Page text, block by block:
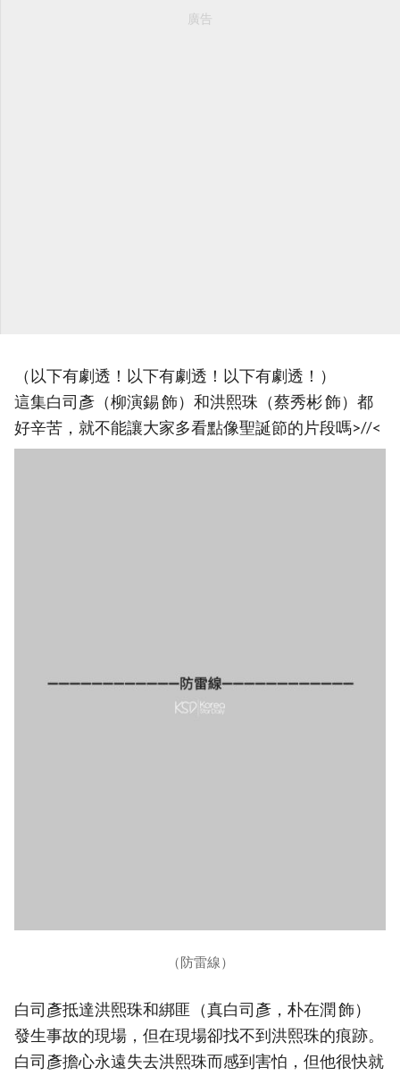
廣告
（以下有劇透！以下有劇透！以下有劇透！）
這集白司彥（柳演錫 飾）和洪熙珠（蔡秀彬 飾）都
好辛苦，就不能讓大家多看點像聖誕節的片段嗎>//<
（防雷線）
白司彥抵達洪熙珠和綁匪（真白司彥，朴在潤 飾）
發生事故的現場，但在現場卻找不到洪熙珠的痕跡。
白司彥擔心永遠失去洪熙珠而感到害怕，但他很快就